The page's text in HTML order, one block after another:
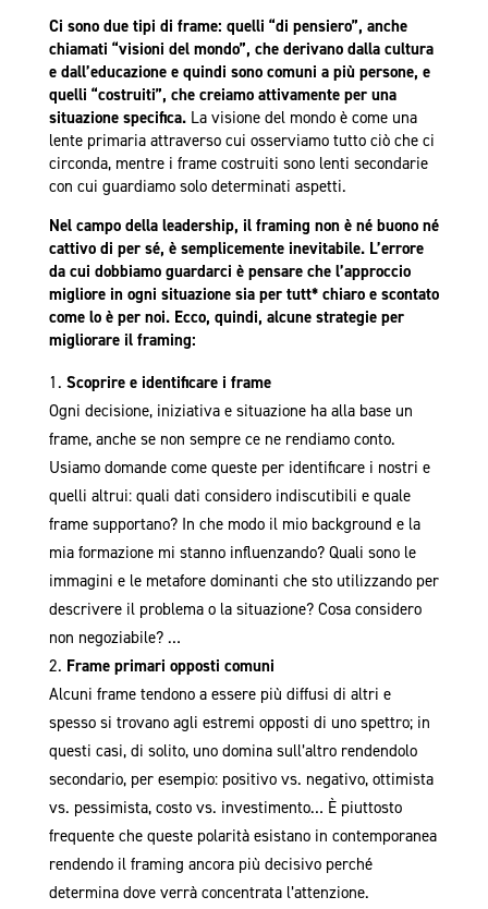
Ci sono due tipi di frame: quelli “di pensiero”, anche
chiamati “visioni del mondo”, che derivano dalla cultura
e dall’educazione e quindi sono comuni a più persone, e
quelli “costruiti”, che creiamo attivamente per una
situazione specifica.La visione del mondo è come una
lente primaria attraverso cui osserviamo tutto ciò che ci
circonda, mentre i frame costruiti sono lenti secondarie
con cui guardiamo solo determinati aspetti.
Nel campo della leadership, il framing non è né buono né
cattivo di per sé, è semplicemente inevitabile. L’errore
da cui dobbiamo guardarci è pensare che l’approccio
migliore in ogni situazione sia per tutt* chiaro e scontato
come lo è per noi. Ecco, quindi, alcune strategie per
migliorare il framing:
Scoprire e identificare i frame
Ogni decisione, iniziativa e situazione ha alla base un
frame, anche se non sempre ce ne rendiamo conto.
Usiamo domande come queste per identificare i nostri e
quelli altrui: quali dati considero indiscutibili e quale
frame supportano? In che modo il mio background e la
mia formazione mi stanno influenzando? Quali sono le
immagini e le metafore dominanti che sto utilizzando per
descrivere il problema o la situazione? Cosa considero
non negoziabile? …
Frame primari opposti comuni
Alcuni frame tendono a essere più diffusi di altri e
spesso si trovano agli estremi opposti di uno spettro; in
questi casi, di solito, uno domina sull’altro rendendolo
secondario, per esempio: positivo vs. negativo, ottimista
vs. pessimista, costo vs. investimento… È piuttosto
frequente che queste polarità esistano in contemporanea
rendendo il framing ancora più decisivo perché
determina dove verrà concentrata l’attenzione.